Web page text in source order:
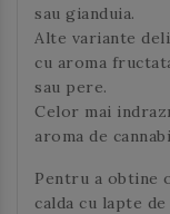
sau gianduia.
Alte variante
cu aroma
sau pere.
Celor mai
aroma de
Pentru a obtine
calda cu lapte